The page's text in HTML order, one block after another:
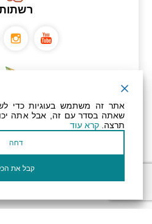
عنوان بريدك الإلكتروني
أؤكد أنني قرأت وأوافق على
وسياسة ملفات تعريف
אתר זה משתמש בעוגיות כדי
שאתה בסדר עם זה, אבל אתה
תרצה. קרא עוד
דחה
קבל את